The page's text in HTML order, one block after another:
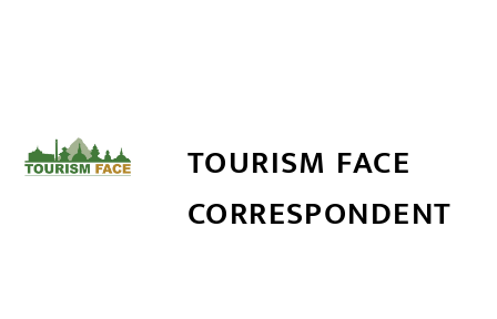
TOURISM FACE
CORRESPONDENT